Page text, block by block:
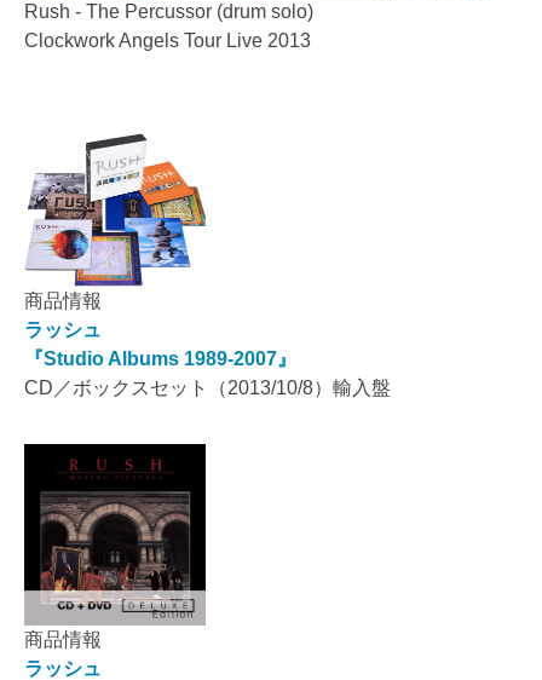
Rush - The Percussor (drum solo)
Clockwork Angels Tour Live 2013
商品情報
ラッシュ
『Studio Albums 1989-2007』
CD／ボックスセット（2013/10/8）輸入盤
商品情報
ラッシュ